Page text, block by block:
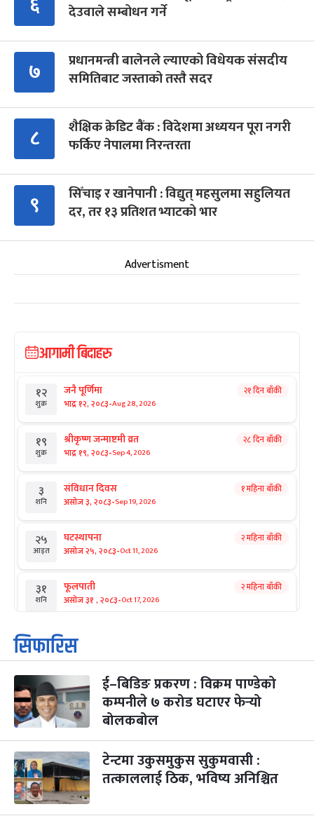
देउवाले सम्बोधन गर्ने
७
प्रधानमन्त्री बालेनले ल्याएको विधेयक संसदीय
समितिबाट जस्ताको तस्तै सदर
८
शैक्षिक क्रेडिट बैंक : विदेशमा अध्ययन पूरा नगरी
फर्किए नेपालमा निरन्तरता
९
सिँचाइ र खानेपानी : विद्युत् महसुलमा सहुलियत
दर, तर १३ प्रतिशत भ्याटको भार
Advertisment
आगामी बिदाहरु
१२
शुक्र
जनै पूर्णिमा
भाद्र १२, २०८३-Aug 28, 2026
२१ दिन बाँकी
१९
शुक्र
श्रीकृष्ण जन्माष्टमी व्रत
भाद्र १९, २०८३-Sep 4, 2026
२८ दिन बाँकी
३
शनि
संविधान दिवस
असोज ३, २०८३-Sep 19, 2026
१ महिना बाँकी
२५
आइत
घटस्थापना
असोज २५, २०८३-Oct 11, 2026
२ महिना बाँकी
३१
शनि
फूलपाती
असोज ३१ , २०८३-Oct 17, 2026
२ महिना बाँकी
१
आइत
कार्तिक सङ्क्रान्ति
कार्तिक १, २०८३
३
मंगल
महानवमी
कार्तिक ३, २०८३-Oct 20, 2026
२ महिना बाँकी
४
५
बिहि
पापा‌ङ्कुशा एकादशी व्रत
कार्तिक ५, २०८३
२ महिना बाँकी
सिफारिस
ई–बिडिङ प्रकरण : विक्रम पाण्डेको
कम्पनीले ७ करोड घटाएर फेर्‍यो
बोलकबोल
टेन्टमा उकुसमुकुस सुकुमवासी :
तत्काललाई ठिक, भविष्य अनिश्चित